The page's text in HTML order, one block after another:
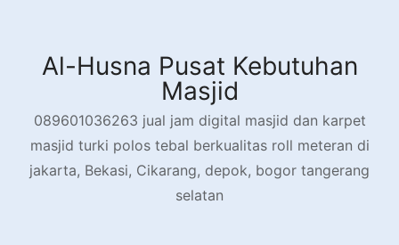
contentAl-Husna Pusat Kebutuhan
Masjid
089601036263 jual jam digital masjid dan karpet
masjid turki polos tebal berkualitas roll meteran di
jakarta, Bekasi, Cikarang, depok, bogor tangerang
selatan